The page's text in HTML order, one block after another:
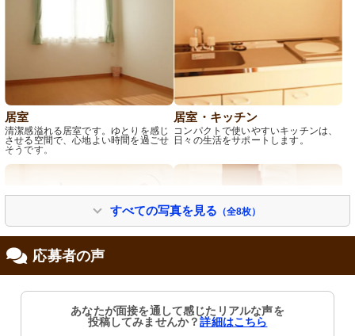
居室
清潔感溢れる居室です。ゆとりを感じ
させる空間で、心地よい時間を過ごせ
そうです。
居室・キッチン
コンパクトで使いやすいキッチンは、
日々の生活をサポートします。
安全を考えた手すり付きトイレが整え
られ、快適な使い心地です。
居室・洗面台
広々とした使いやすい洗面台で日々の
清潔を保ちましょう。
すべての写真を見る （全8枚）
応募者の声
あなたが面接を通して感じたリアルな声を
投稿してみませんか？詳細はこちら